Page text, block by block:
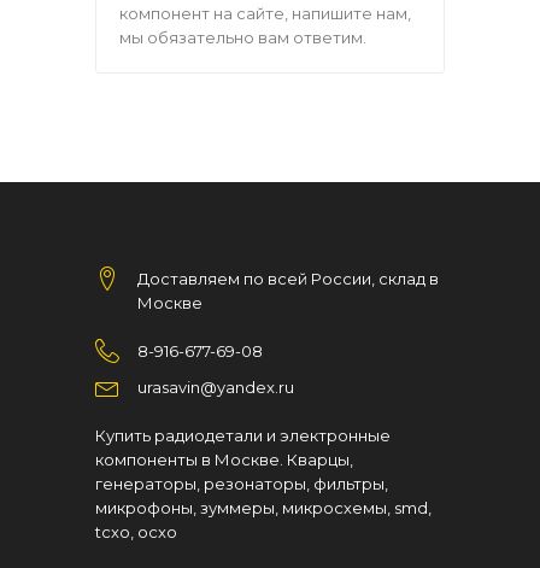
компонент на сайте, напишите нам,
мы обязательно вам ответим.
Доставляем по всей России, склад в
Москве
8-916-677-69-08
urasavin@yandex.ru
Купить радиодетали и электронные
компоненты в Москве. Кварцы,
генераторы, резонаторы, фильтры,
микрофоны, зуммеры, микросхемы, smd,
tcxo, ocxo